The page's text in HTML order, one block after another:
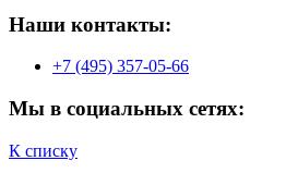
Наши контакты:
+7 (495) 357-05-66
Мы в социальных сетях:
К списку